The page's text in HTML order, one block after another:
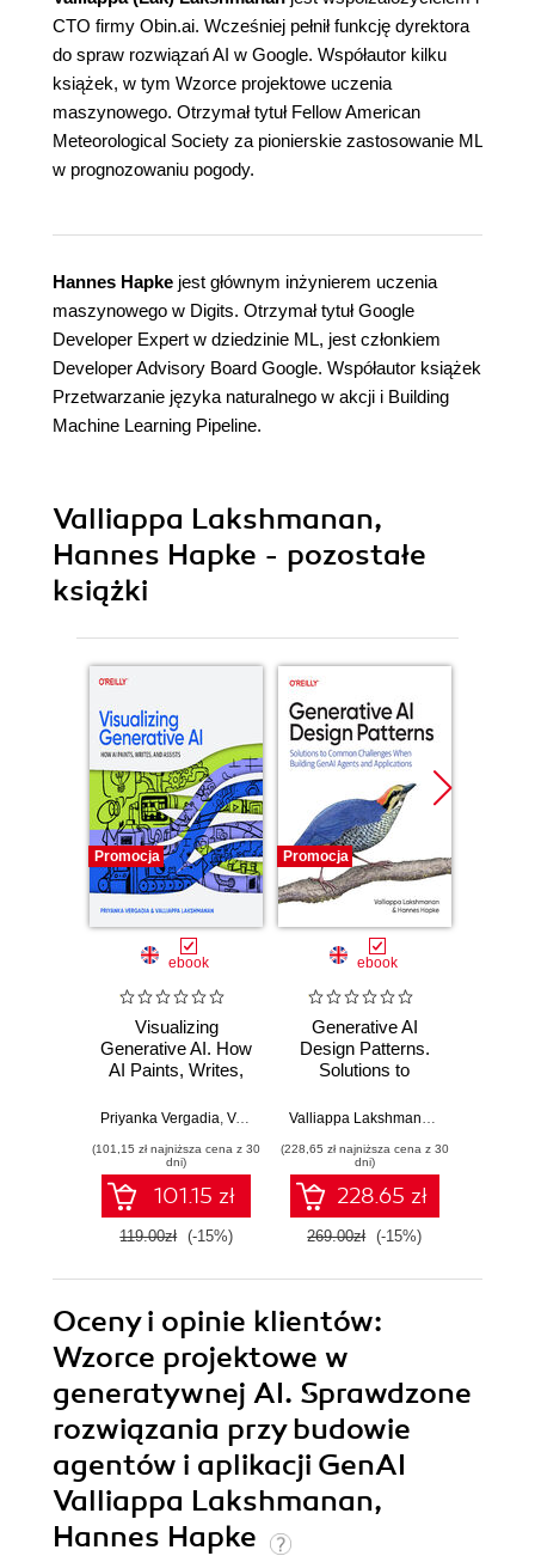
CTO firmy Obin.ai. Wcześniej pełnił funkcję dyrektora
do spraw rozwiązań AI w Google. Współautor kilku
książek, w tym Wzorce projektowe uczenia
maszynowego. Otrzymał tytuł Fellow American
Meteorological Society za pionierskie zastosowanie ML
w prognozowaniu pogody.
Hannes Hapke jest głównym inżynierem uczenia
maszynowego w Digits. Otrzymał tytuł Google
Developer Expert w dziedzinie ML, jest członkiem
Developer Advisory Board Google. Współautor książek
Przetwarzanie języka naturalnego w akcji i Building
Machine Learning Pipeline.
Valliappa Lakshmanan,
Hannes Hapke - pozostałe
książki
Promocja
ebook
Visualizing
Generative AI. How
AI Paints, Writes,
Priyanka Vergadia Valliappa Lakshmanan
(101,15 zł najniższa cena z 30
dni)
101.15 zł
119.00zł (-15%)
Promocja
ebook
Generative AI
Design Patterns.
Solutions to
Challenges When
Agents and
Applications
(228,65 zł najniższa cena z 30
dni)
228.65 zł
269.00zł (-15%)
Oceny i opinie klientów:
Wzorce projektowe w
generatywnej AI. Sprawdzone
rozwiązania przy budowie
agentów i aplikacji GenAI
Valliappa Lakshmanan,
Hannes Hapke